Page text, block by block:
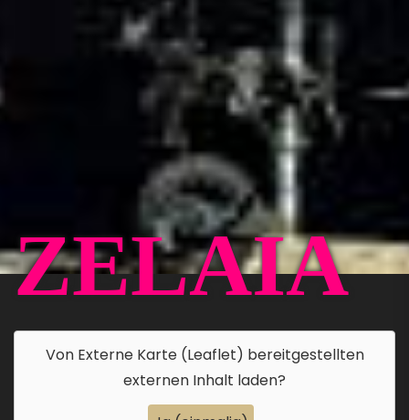
ZELAIA
Von Externe Karte (Leaflet) bereitgestellten
externen Inhalt laden?